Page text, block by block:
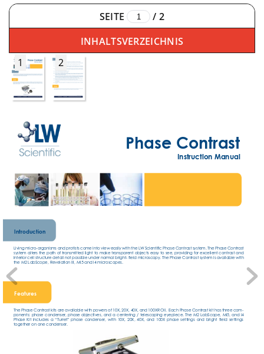
SEITE / 2
INHALTSVERZEICHNIS
1
2
Phase Contrast
Introduction
Features
Instruction Manual
Living micro-organisms and protists come into view easily with the LW Scientific Phase Contrast system. The Phase Contrast
system alters the path of transmitted light to make transparent objects easy to see, providing for excellent contrast and
interior cell structure detail not possible under normal bright- field microscopy. The Phase Contrast system is available with
the M2 LabScope, Revelation III, Mi5 and i4 microscopes.
The Phase Contrast kits are available with powers of 10X, 20X, 40X, and 100XR Oil.  Each Phase Contrast kit has three com-
ponents: phase condenser, phase objectives, and a centering / telescoping eyepiece. The M2 LabScope, Mi5, and i4
Phase Kit includes a “Turret” phase condenser, with 10X, 20X, 40X, and 100X phase settings and bright field settings
together on one condenser.